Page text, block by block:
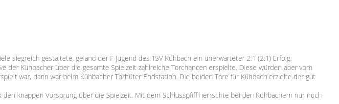
siegreich gestaltete, geland der F-Jugend des TSV Kühbach ein unerwarteter 2:1 (2:1) Erfolg.
Kühbacher über die gesamte Spielzeit zahlreiche Torchancen erspielte. Diese würden aber vom
war, dann war beim Kühbacher Torhüter Endstation. Die beiden Tore für Kühbach erzielte der gut
knappen Vorsprung über die Spielzeit. Mit dem Schlusspfiff herrschte bei den Kühbachern nur noch